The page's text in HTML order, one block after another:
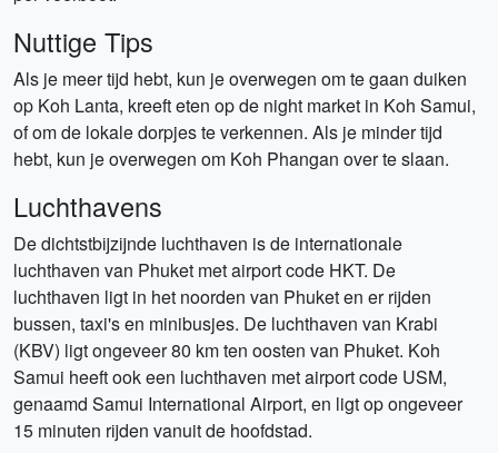
Nuttige Tips
Als je meer tijd hebt, kun je overwegen om te gaan duiken
op Koh Lanta, kreeft eten op de night market in Koh Samui,
of om de lokale dorpjes te verkennen. Als je minder tijd
hebt, kun je overwegen om Koh Phangan over te slaan.
Luchthavens
De dichtstbijzijnde luchthaven is de internationale
luchthaven van Phuket met airport code HKT. De
luchthaven ligt in het noorden van Phuket en er rijden
bussen, taxi's en minibusjes. De luchthaven van Krabi
(KBV) ligt ongeveer 80 km ten oosten van Phuket. Koh
Samui heeft ook een luchthaven met airport code USM,
genaamd Samui International Airport, en ligt op ongeveer
15 minuten rijden vanuit de hoofdstad.